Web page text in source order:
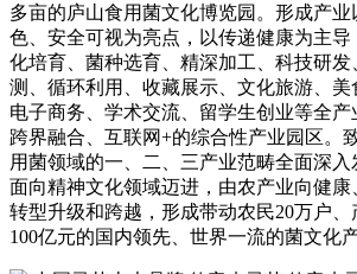
多亩的庐山食用菌文化博览园。形成产
色、安全可视为亮点，以传递健康为主
化培育、菌种选育、精深加工、科技研
测、循环利用、收藏展示、文化旅游、美
电子商务、学术交流、留学生创业等全产
跨界融合、互联网+的综合性产业园区。
用菌领域的一、二、三产业范畴全面深
面向精神文化领域迈进，由农产业向健
转型升级和跨越，形成带动农民20万户、
100亿元的国内领先、世界一流的菌文化